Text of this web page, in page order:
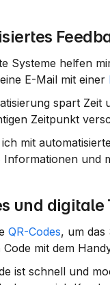
Systeme helfen
E-Mail mit einer
spart
Zeitpunkt
mit
Informationen und
und digitale
QR-Codes, um das
Code mit dem
ist schnell und